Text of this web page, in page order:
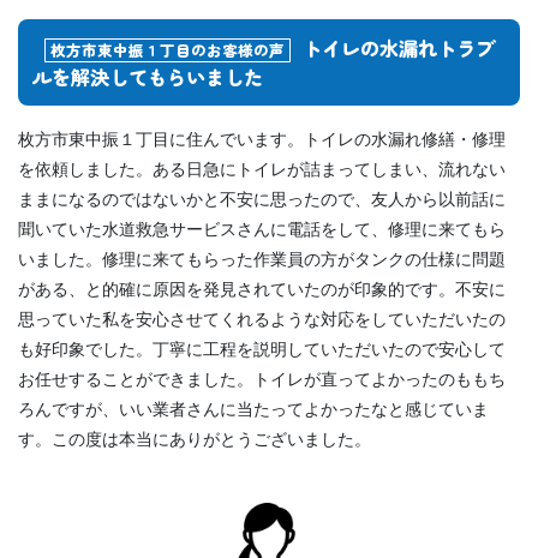
枚方市東中振１丁目のお客様の声
トイレの水漏れトラブ
ルを解決してもらいました
枚方市東中振１丁目に住んでいます。トイレの水漏れ修繕・修理
を依頼しました。ある日急にトイレが詰まってしまい、流れない
ままになるのではないかと不安に思ったので、友人から以前話に
聞いていた水道救急サービスさんに電話をして、修理に来てもら
いました。修理に来てもらった作業員の方がタンクの仕様に問題
がある、と的確に原因を発見されていたのが印象的です。不安に
思っていた私を安心させてくれるような対応をしていただいたの
も好印象でした。丁寧に工程を説明していただいたので安心して
お任せすることができました。トイレが直ってよかったのももち
ろんですが、いい業者さんに当たってよかったなと感じていま
す。この度は本当にありがとうございました。